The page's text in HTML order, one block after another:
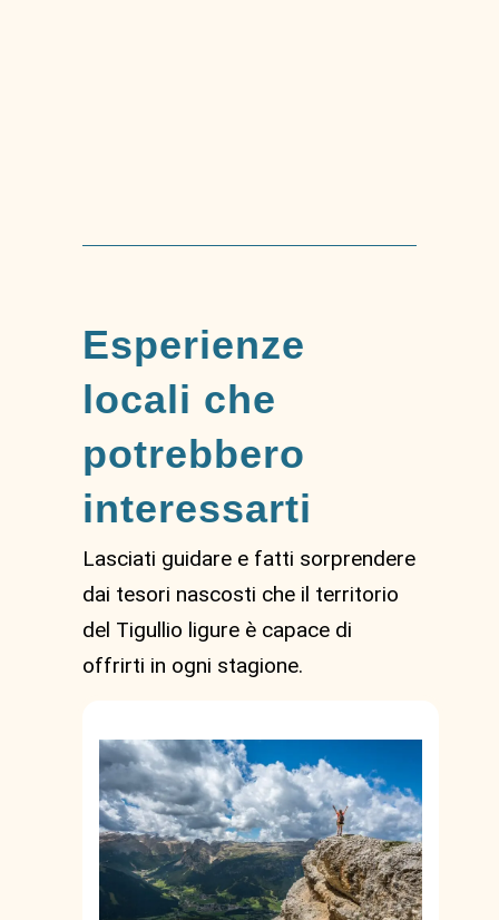
Esperienze
locali che
potrebbero
interessarti
Lasciati guidare e fatti sorprendere
dai tesori nascosti che il territorio
del Tigullio ligure è capace di
offrirti in ogni stagione.